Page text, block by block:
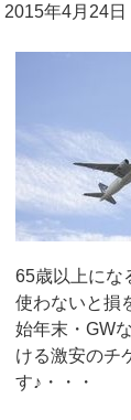
2015年4月24日
65歳以上にな
使わないと損
始年末・GW
ける激安のチ
す♪・・・